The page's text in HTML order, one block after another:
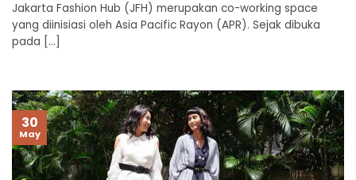
Jakarta Fashion Hub (JFH) merupakan co-working space
yang diinisiasi oleh Asia Pacific Rayon (APR). Sejak dibuka
pada [...]
30
May